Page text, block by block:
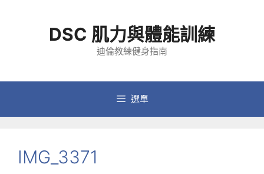
容
DSC 肌力與體能訓練
迪倫教練健身指南
選單
IMG_3371